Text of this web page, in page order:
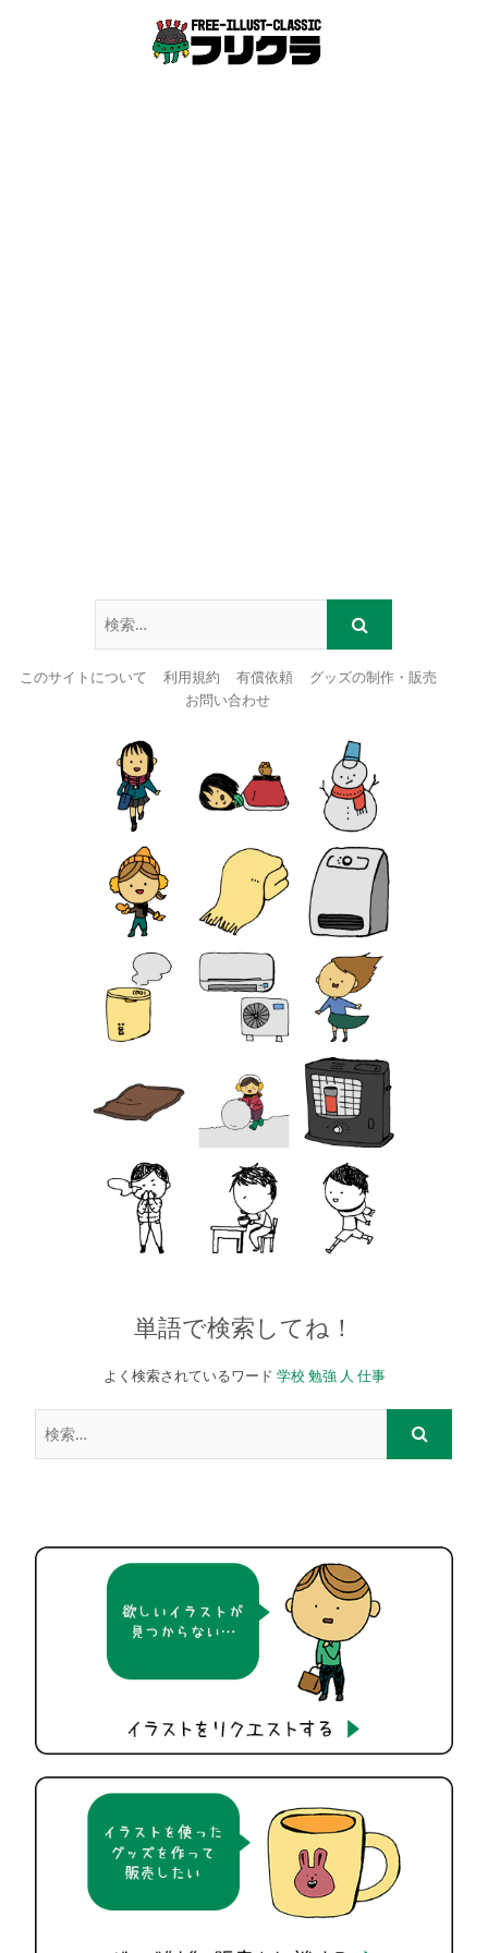
このサイトについて 利用規約 有償依頼
グッズの制作・販売
お問い合わせ
content
単語で検索してね！
よく検索されているワード 学校 勉強 人 仕事